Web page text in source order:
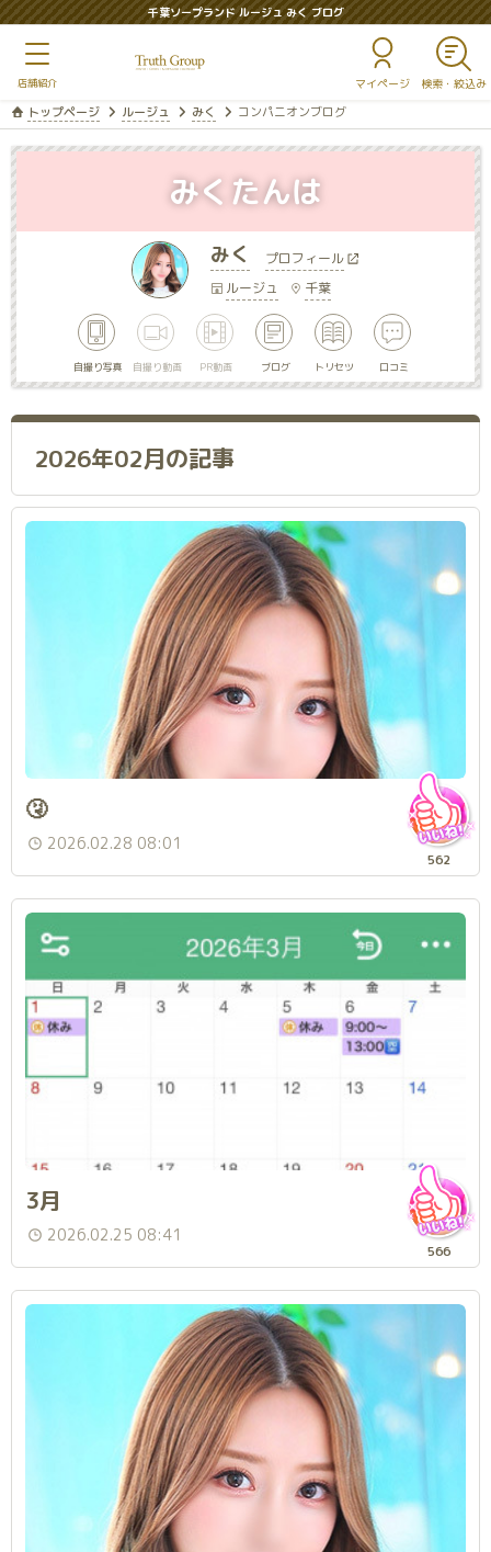
千葉ソープランド ルージュ みく ブログ
マイページ
トップページ ルージュ みく コンパニオンブログ
みく
プロフィール
ルージュ
千葉
自撮り写真 自撮り動画 PR動画 ブログ トリセツ 口コミ
みくたんは
2026年02月の記事
🤧
2026.02.28 08:01
562
3月
2026.02.25 08:41
566